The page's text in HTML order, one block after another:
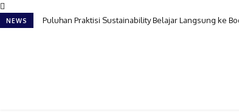
NEWS Puluhan Praktisi Sustainability Belajar Langsung ke